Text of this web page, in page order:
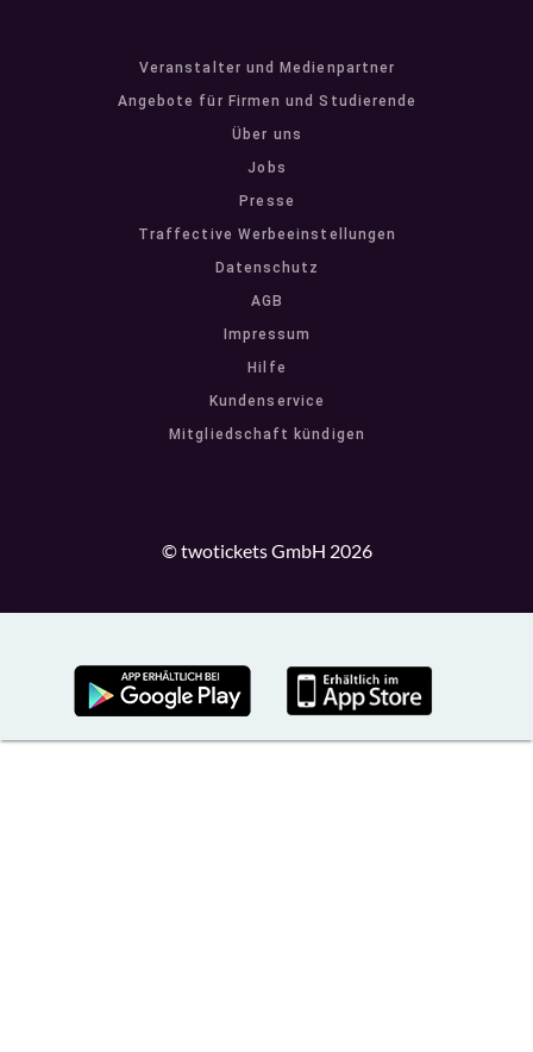
Veranstalter und Medienpartner
Angebote für Firmen und Studierende
Über uns
Jobs
Presse
Traffective Werbeeinstellungen
Datenschutz
AGB
Impressum
Hilfe
Kundenservice
Mitgliedschaft kündigen
© twotickets GmbH 2026